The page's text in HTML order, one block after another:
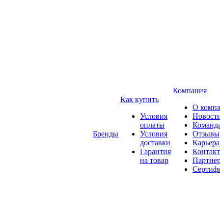
Бренды
Как купить
Условия
оплаты
Условия
доставки
Гарантия
на товар
Компания
О
Отзывы
Карьера